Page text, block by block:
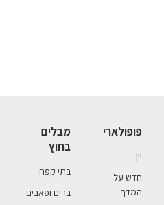
פופולארי
יין
חדש על
המדף
מבלים
בחוץ
בתי קפה
ברים ופאבים